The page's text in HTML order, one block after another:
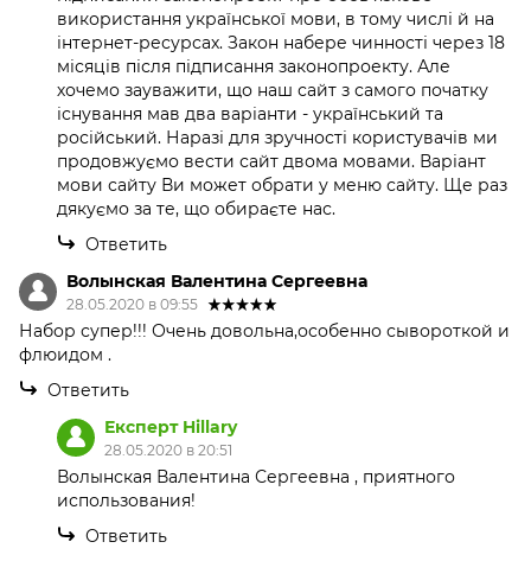
використання української мови, в тому числі й на
інтернет-ресурсах. Закон набере чинності через 18
місяців після підписання законопроекту. Але
хочемо зауважити, що наш сайт з самого початку
існування мав два варіанти - український та
російський. Наразі для зручності користувачів ми
продовжуємо вести сайт двома мовами. Варіант
мови сайту Ви может обрати у меню сайту. Ще раз
дякуємо за те, що обираєте нас.
Ответить
Волынская Валентина Сергеевна
28.05.2020 в 09:55
Набор супер!!! Очень довольна,особенно сывороткой и
флюидом .
Ответить
Експерт Hillary
28.05.2020 в 20:51
Волынская Валентина Сергеевна , приятного
использования!
Ответить